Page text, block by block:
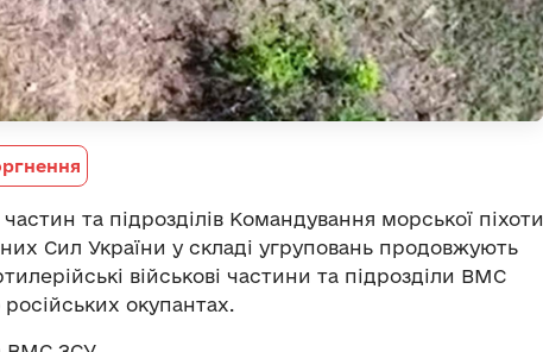
та підрозділів Командування морської піхоти
Сил України у складі угруповань продовжують
військові частини та підрозділи ВМС
окупантах.